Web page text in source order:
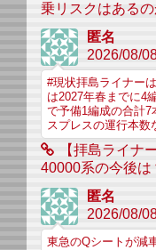
乗リスクはあるの
匿名
2026/08/
#現状拝島ライナー
は2027年春までに4
で予備1編成の合計7
スプレスの運行本数
【拝島ライナ
40000系の今後は
匿名
2026/08/
東急のQシートが減